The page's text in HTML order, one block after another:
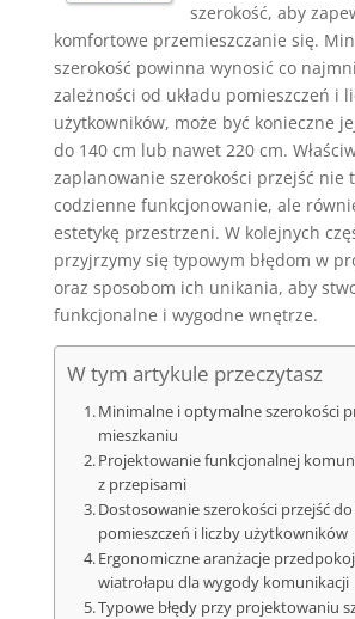
szerokość, aby
komfortowe przemieszczanie się.
szerokość powinna wynosić co
zależności od układu pomieszczeń i
użytkowników, może być konieczne
do 140 cm lub nawet 220 cm.
zaplanowanie szerokości przejść nie
codzienne funkcjonowanie, ale
estetykę przestrzeni. W kolejnych
przyjrzymy się typowym błędom w
oraz sposobom ich unikania, aby
funkcjonalne i wygodne wnętrze.
W tym artykule przeczytasz
Minimalne i optymalne szerokości
mieszkaniu
Projektowanie funkcjonalnej
z przepisami
Dostosowanie szerokości przejść do
pomieszczeń i liczby użytkowników
Ergonomiczne aranżacje
wiatrołapu dla wygody komunikacji
Typowe błędy przy projektowaniu